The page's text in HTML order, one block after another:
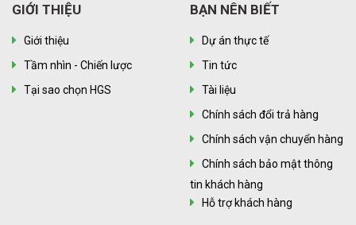
GIỚI THIỆU
Giới thiệu
Tầm nhìn - Chiến lược
Tại sao chọn HGS
BẠN NÊN BIẾT
Dự án thực tế
Tin tức
Tài liệu
Chính sách đổi trả hàng
Chính sách vận chuyển hàng
Chính sách bảo mật thông
tin khách hàng
Hỗ trợ khách hàng